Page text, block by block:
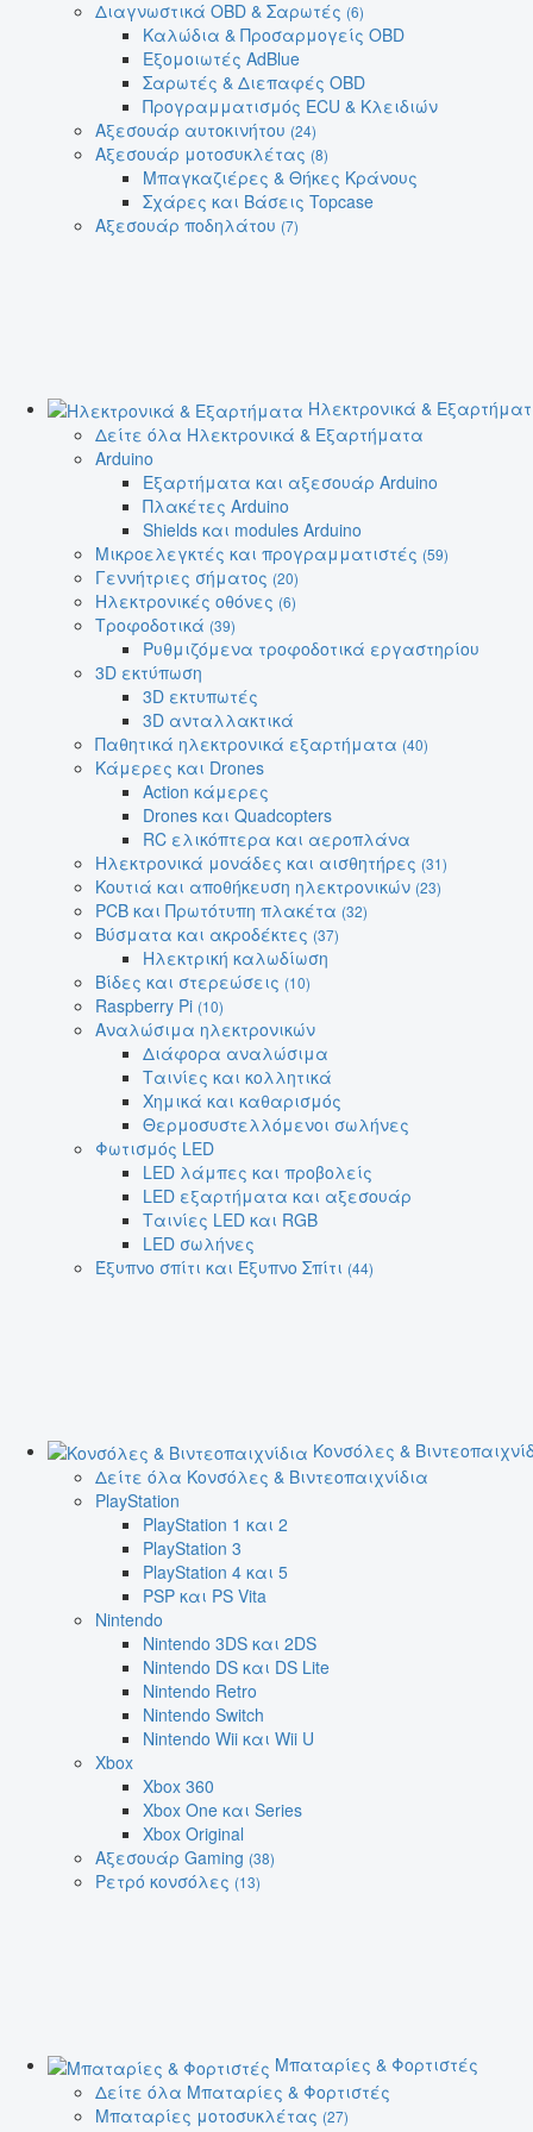
Διαγνωστικά OBD & Σαρωτές (6)
Καλώδια & Προσαρμογείς OBD
Εξομοιωτές AdBlue
Σαρωτές & Διεπαφές OBD
Προγραμματισμός ECU & Κλειδιών
Αξεσουάρ αυτοκινήτου (24)
Αξεσουάρ μοτοσυκλέτας (8)
Μπαγκαζιέρες & Θήκες Κράνους
Σχάρες και Βάσεις Topcase
Αξεσουάρ ποδηλάτου (7)
Ηλεκτρονικά &
Δείτε όλα Ηλεκτρονικά & Εξαρτήματα
Arduino
Εξαρτήματα και αξεσουάρ Arduino
Πλακέτες Arduino
Shields και modules Arduino
Μικροελεγκτές και προγραμματιστές (59)
Γεννήτριες σήματος (20)
Ηλεκτρονικές οθόνες (6)
Τροφοδοτικά (39)
Ρυθμιζόμενα τροφοδοτικά εργαστηρίου
3D εκτύπωση
3D εκτυπωτές
3D ανταλλακτικά
Παθητικά ηλεκτρονικά εξαρτήματα (40)
Κάμερες και Drones
Action κάμερες
Drones και Quadcopters
RC ελικόπτερα και αεροπλάνα
Ηλεκτρονικά μονάδες και αισθητήρες (31)
Κουτιά και αποθήκευση ηλεκτρονικών (23)
PCB και Πρωτότυπη πλακέτα (32)
Βύσματα και ακροδέκτες (37)
Ηλεκτρική καλωδίωση
Βίδες και στερεώσεις (10)
Raspberry Pi (10)
Αναλώσιμα ηλεκτρονικών
Διάφορα αναλώσιμα
Ταινίες και κολλητικά
Χημικά και καθαρισμός
Θερμοσυστελλόμενοι σωλήνες
Φωτισμός LED
LED λάμπες και προβολείς
LED εξαρτήματα και αξεσουάρ
Ταινίες LED και RGB
LED σωλήνες
Έξυπνο σπίτι και Έξυπνο Σπίτι (44)
Κονσόλες &
Δείτε όλα Κονσόλες & Βιντεοπαιχνίδια
PlayStation
PlayStation 1 και 2
PlayStation 3
PlayStation 4 και 5
PSP και PS Vita
Nintendo
Nintendo 3DS και 2DS
Nintendo DS και DS Lite
Nintendo Retro
Nintendo Switch
Nintendo Wii και Wii U
Xbox
Xbox 360
Xbox One και Series
Xbox Original
Αξεσουάρ Gaming (38)
Ρετρό κονσόλες (13)
Μπαταρίες & Φορτιστές
Δείτε όλα Μπαταρίες & Φορτιστές
Μπαταρίες μοτοσυκλέτας (27)